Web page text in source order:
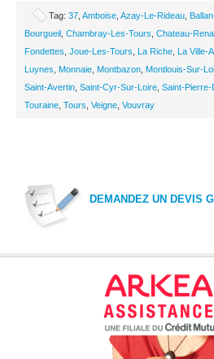
Tag: 37 Amboise Azay-Le-Rideau
Bourgueil Chambray-Les-Tours Chateau-
Fondettes Joue-Les-Tours La Riche La Ville-
Luynes
Monnaie Montbazon Montlouis-Sur-
Saint-Avertin Saint-Cyr-Sur-Loire Saint-
Touraine Tours Veigne Vouvray
DEMANDEZ UN DEVIS